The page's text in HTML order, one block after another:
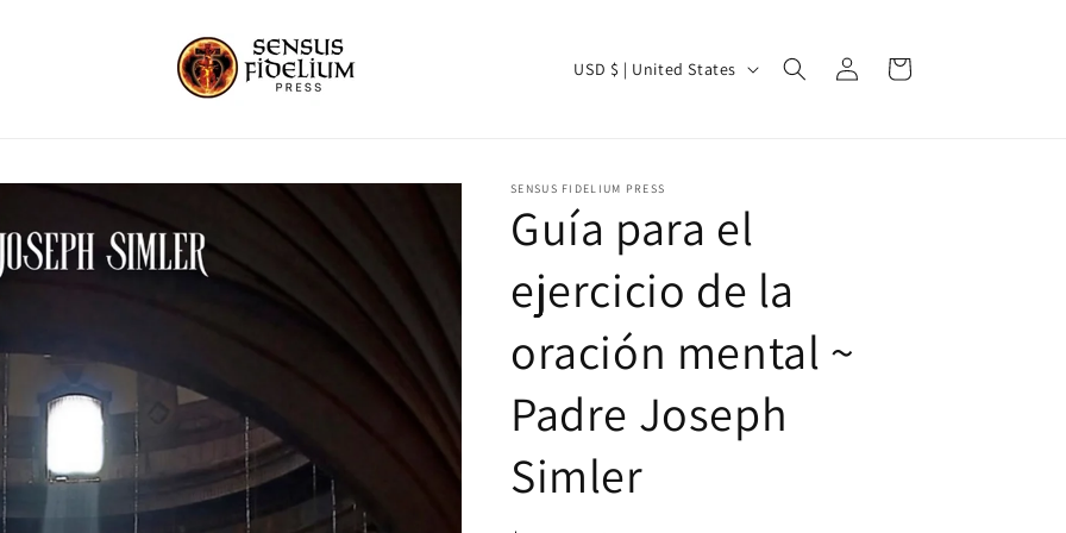
C
r
y
/
r
g
i
o
USD $ | United States
Log
in
Cart
SENSUS FIDELIUM PRESS
Guía para el
ejercicio de la
oración mental ~
Padre Joseph
Simler